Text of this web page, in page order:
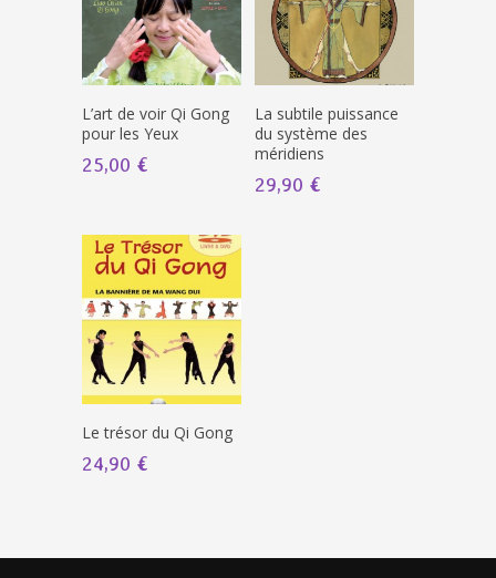
L’art de voir Qi Gong
pour les Yeux
25,00 €
La subtile puissance
du système des
méridiens
29,90 €
Le trésor du Qi Gong
24,90 €